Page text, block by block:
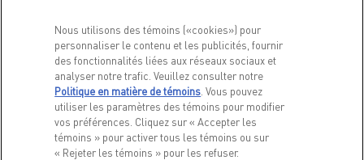
PRODUITS
Pour chiens
Pour chats
POUR EN SAVOIR PLUS
Notre Histoire
FAQs
Bibliothèque
Nous utilisons des témoins («cookies») pour
personnaliser le contenu et les publicités, fournir
des fonctionnalités liées aux réseaux sociaux et
analyser notre trafic. Veuillez consulter notre
Politique en matière de témoins (opens in a new tab)
. Vous pouvez
utiliser les paramètres des témoins pour modifier
vos préférences. Cliquez sur « Accepter les
témoins » pour activer tous les témoins ou sur
« Rejeter les témoins » pour les refuser.